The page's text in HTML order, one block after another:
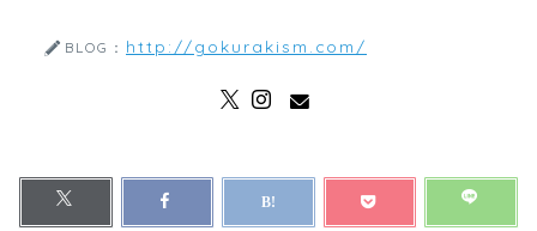
BLOG： http://gokurakism.com/